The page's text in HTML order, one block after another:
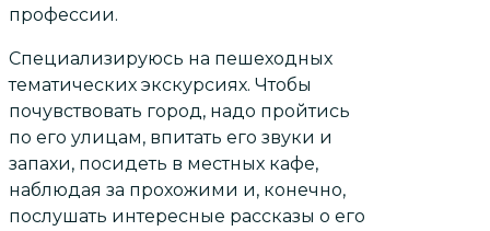
профессии.
Специализируюсь на пешеходных
тематических экскурсиях. Чтобы
почувствовать город, надо пройтись
по его улицам, впитать его звуки и
запахи, посидеть в местных кафе,
наблюдая за прохожими и, конечно,
послушать интересные рассказы о его